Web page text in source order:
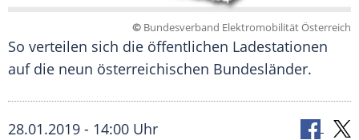
© Bundesverband Elektromobilität Österreich
So verteilen sich die öffentlichen Ladestationen
auf die neun österreichischen Bundesländer.
28.01.2019 - 14:00 Uhr